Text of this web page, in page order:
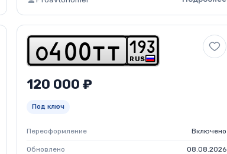
o4 0 0 t t RUS
1 93
120 000 ₽
Под ключ
Переоформление Включено
Обновлено 08.08.2026